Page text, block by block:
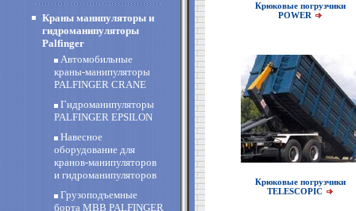
Краны манипуляторы и
гидроманипуляторы
Palfinger
Автомобильные
краны-манипуляторы
PALFINGER CRANE
Гидроманипуляторы
PALFINGER EPSILON
Навесное
оборудование для
кранов-манипуляторов
и гидроманипуляторов
Грузоподъемные
борта MBB PALFINGER
Крюковые погрузчики
POWER
Крюковые погрузчики
TELESCOPIC